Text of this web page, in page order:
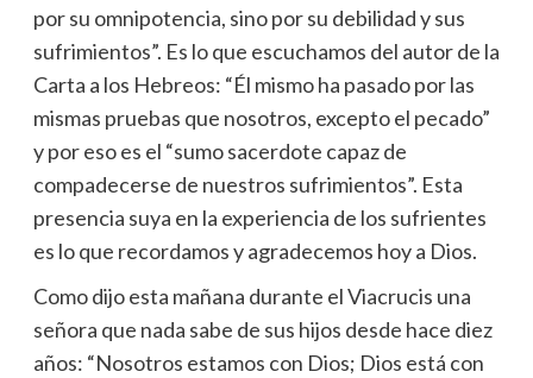
por su omnipotencia, sino por su debilidad y sus
sufrimientos”. Es lo que escuchamos del autor de la
Carta a los Hebreos: “Él mismo ha pasado por las
mismas pruebas que nosotros, excepto el pecado”
y por eso es el “sumo sacerdote capaz de
compadecerse de nuestros sufrimientos”. Esta
presencia suya en la experiencia de los sufrientes
es lo que recordamos y agradecemos hoy a Dios.
Como dijo esta mañana durante el Viacrucis una
señora que nada sabe de sus hijos desde hace diez
años: “Nosotros estamos con Dios; Dios está con